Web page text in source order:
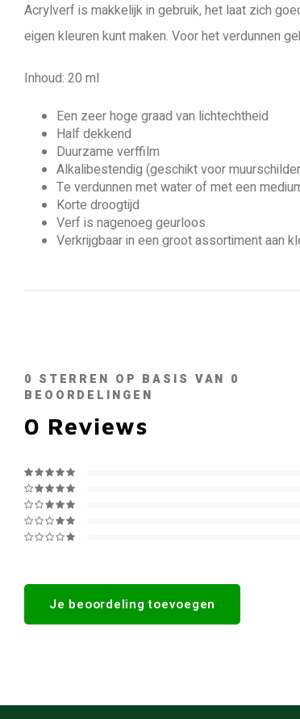
Acrylverf is makkelijk in gebruik, het laat zich
eigen kleuren kunt maken. Voor het verdunnen
Inhoud: 20 ml
Een zeer hoge graad van lichtechtheid
Half dekkend
Duurzame verffilm
Alkalibestendig (geschikt voor
Te verdunnen met water of met een
Korte droogtijd
Verf is nagenoeg geurloos
Verkrijgbaar in een groot assortiment aan
0 STERREN OP BASIS VAN 0
BEOORDELINGEN
0 Reviews
Je beoordeling toevoegen